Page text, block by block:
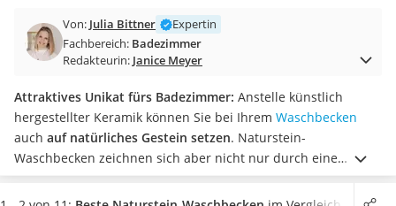
Außenleuchte mit Kamera
Ozongeneratoren
Konferenzmikrofon
Klappmatratze
Duschkopf mit Kalkfilter
Aktenvernichter Sicherheitsstufe 4
Bettgitter
Von: Julia Bittner
Expertin
Fachbereich: Badezimmer
Redakteurin: Janice Meyer
Attraktives Unikat fürs Badezimmer: Anstelle künstlich
hergestellter Keramik können Sie bei Ihrem Waschbecken
auch auf natürliches Gestein setzen. Naturstein-
Waschbecken zeichnen sich aber nicht nur durch eine
schöne Optik, sondern auch durch ihreHärte und
Widerstandsfähigkeit gegen Kratzer aus. Wie gängige